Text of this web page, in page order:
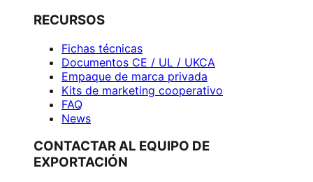
RECURSOS
Fichas técnicas
Documentos CE / UL / UKCA
Empaque de marca privada
Kits de marketing cooperativo
FAQ
News
CONTACTAR AL EQUIPO DE
EXPORTACIÓN